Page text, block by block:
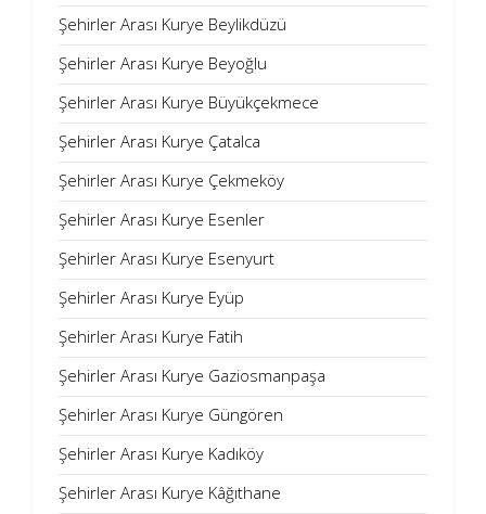
Şehirler Arası Kurye Beylikdüzü
Şehirler Arası Kurye Beyoğlu
Şehirler Arası Kurye Büyükçekmece
Şehirler Arası Kurye Çatalca
Şehirler Arası Kurye Çekmeköy
Şehirler Arası Kurye Esenler
Şehirler Arası Kurye Esenyurt
Şehirler Arası Kurye Eyüp
Şehirler Arası Kurye Fatih
Şehirler Arası Kurye Gaziosmanpaşa
Şehirler Arası Kurye Güngören
Şehirler Arası Kurye Kadıköy
Şehirler Arası Kurye Kâğıthane